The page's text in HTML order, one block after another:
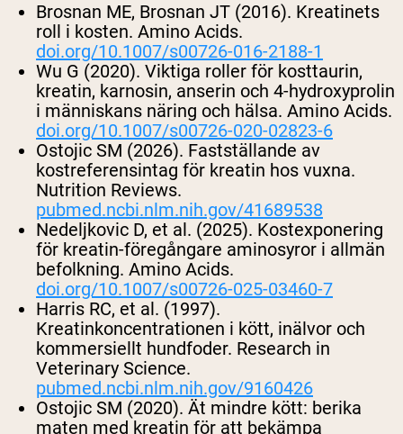
Brosnan ME, Brosnan JT (2016). Kreatinets
roll i kosten. Amino Acids.
doi.org/10.1007/s00726-016-2188-1
Wu G (2020). Viktiga roller för kosttaurin,
kreatin, karnosin, anserin och 4-hydroxyprolin
i människans näring och hälsa. Amino Acids.
doi.org/10.1007/s00726-020-02823-6
Ostojic SM (2026). Fastställande av
kostreferensintag för kreatin hos vuxna.
Nutrition Reviews.
pubmed.ncbi.nlm.nih.gov/41689538
Nedeljkovic D, et al. (2025). Kostexponering
för kreatin-föregångare aminosyror i allmän
befolkning. Amino Acids.
doi.org/10.1007/s00726-025-03460-7
Harris RC, et al. (1997).
Kreatinkoncentrationen i kött, inälvor och
kommersiellt hundfoder. Research in
Veterinary Science.
pubmed.ncbi.nlm.nih.gov/9160426
Ostojic SM (2020). Ät mindre kött: berika
maten med kreatin för att bekämpa